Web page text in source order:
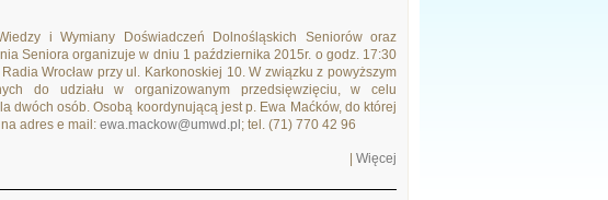
i Wymiany Doświadczeń Dolnośląskich Seniorów oraz
Seniora organizuje w dniu 1 października 2015r. o godz. 17:30
Wrocław przy ul. Karkonoskiej 10. W związku z powyższym
do udziału w organizowanym przedsięwzięciu, w celu
dwóch osób. Osobą koordynującą jest p. Ewa Maćków, do której
adres e mail: ewa.mackow@umwd.pl ; tel. (71) 770 42 96
Więcej